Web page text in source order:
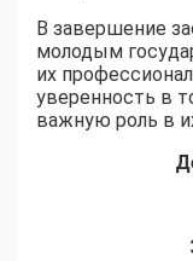
В завершение
молодым
их
уверенность в
важную роль в